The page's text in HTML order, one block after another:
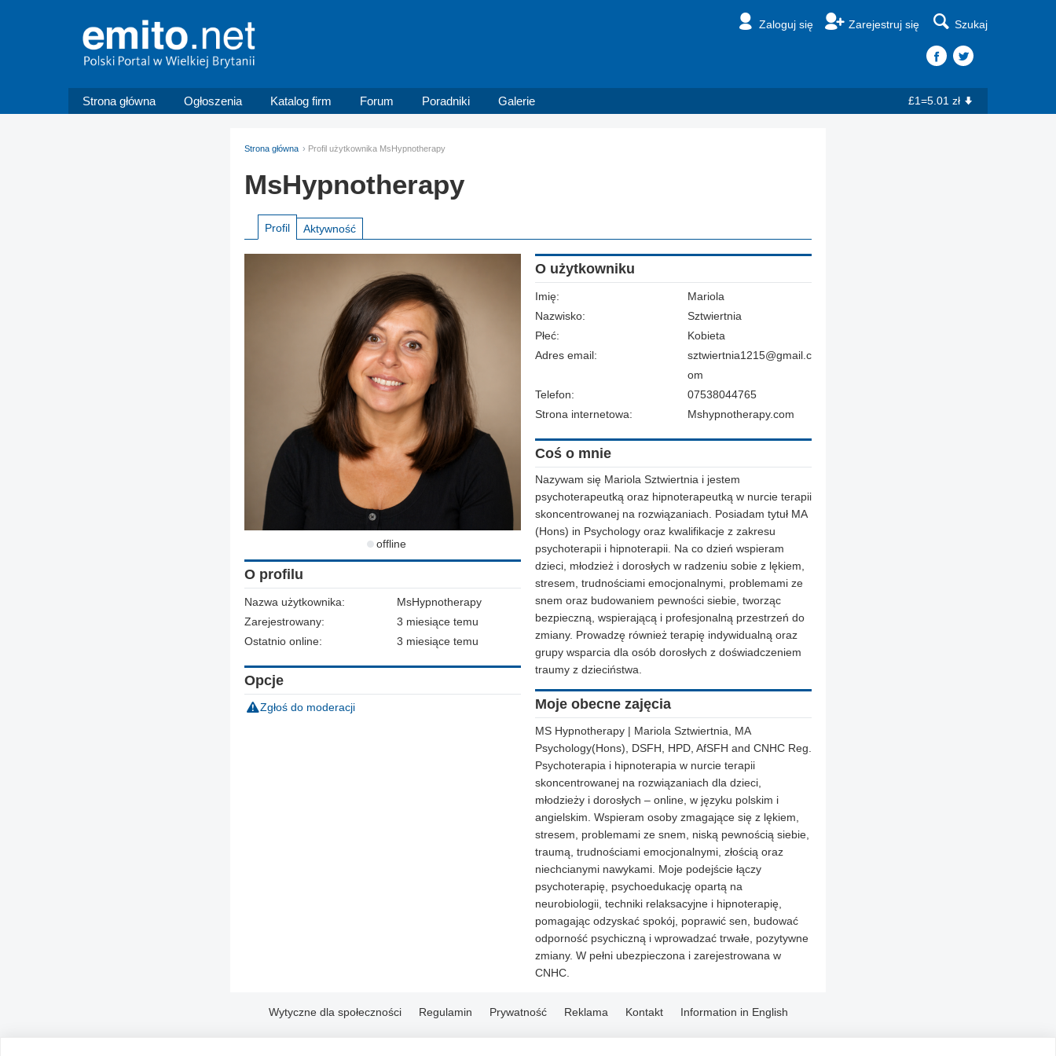
Zaloguj się Zarejestruj się Szukaj
Strona główna Ogłoszenia Katalog firm Forum Poradniki Galerie £1=5.01 zł
Strona główna Profil użytkownika MsHypnotherapy
MsHypnotherapy
Profil Aktywność
offline
O profilu
Nazwa użytkownika:
MsHypnotherapy
Zarejestrowany:
3 miesiące temu
Ostatnio online:
3 miesiące temu
Opcje
Zgłoś do moderacji
O użytkowniku
Imię:
Mariola
Nazwisko:
Sztwiertnia
Płeć:
Kobieta
Adres email:
sztwiertnia1215@gmail.c
om
Telefon:
07538044765
Strona internetowa:
Mshypnotherapy.com
Coś o mnie
Nazywam się Mariola Sztwiertnia i jestem
psychoterapeutką oraz hipnoterapeutką w nurcie terapii
skoncentrowanej na rozwiązaniach. Posiadam tytuł MA
(Hons) in Psychology oraz kwalifikacje z zakresu
psychoterapii i hipnoterapii. Na co dzień wspieram
dzieci, młodzież i dorosłych w radzeniu sobie z lękiem,
stresem, trudnościami emocjonalnymi, problemami ze
snem oraz budowaniem pewności siebie, tworząc
bezpieczną, wspierającą i profesjonalną przestrzeń do
zmiany. Prowadzę również terapię indywidualną oraz
grupy wsparcia dla osób dorosłych z doświadczeniem
traumy z dzieciństwa.
Moje obecne zajęcia
MS Hypnotherapy | Mariola Sztwiertnia, MA
Psychology(Hons), DSFH, HPD, AfSFH and CNHC Reg.
Psychoterapia i hipnoterapia w nurcie terapii
skoncentrowanej na rozwiązaniach dla dzieci,
młodzieży i dorosłych – online, w języku polskim i
angielskim. Wspieram osoby zmagające się z lękiem,
stresem, problemami ze snem, niską pewnością siebie,
traumą, trudnościami emocjonalnymi, złością oraz
niechcianymi nawykami. Moje podejście łączy
psychoterapię, psychoedukację opartą na
neurobiologii, techniki relaksacyjne i hipnoterapię,
pomagając odzyskać spokój, poprawić sen, budować
odporność psychiczną i wprowadzać trwałe, pozytywne
zmiany. W pełni ubezpieczona i zarejestrowana w
CNHC.
Wytyczne dla społeczności Regulamin Prywatność Reklama Kontakt Information in English